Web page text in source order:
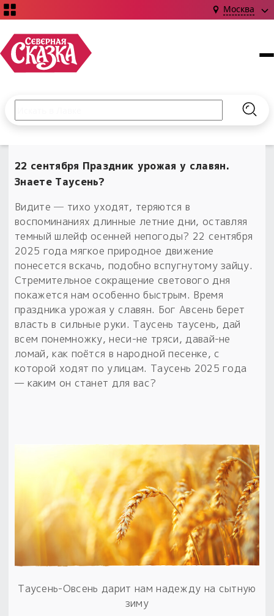
Москва
Книги
Издания о Славянской культуре и ведовстве
Коллекции
Наборы для курсов и книг
Обереги славян нательные
Обереги для дома и машины
Обрядовые предметы
Расходные материалы
Готовые заговоры и обряды
Сундучок
Сказки
Гадание
Магия
Библиография
Об авторе и издательстве
Наборы для книг
Электронные книги
С чего начать?
Материалы
Для алтаря
Расходные материалы
Гадание он-лайн
Приложение для гадания
30 вариантов раскладов по системе Рез Рода:
Новинки ›
Готовые заговоры
Для чего:
Предметы
Магические наборы
Для алтаря
Расходные материалы
Новые книги
в лавке!
Рода.Духи-Хозяева» с колодами
толковники со значениями, раскладами,
толкованиями колод
Узнать
Пыльный сундучок
большое обновление
Товары со скидкой
Введите текст и нажмите кнопку «Найти», чтобы
22 сентября Праздник урожая у славян.
Знаете Таусень?
Видите ─ тихо уходят, теряются в
воспоминаниях длинные летние дни, оставляя
темный шлейф осенней непогоды? 22 сентября
2025 года мягкое природное движение
понесется вскачь, подобно вспугнутому зайцу.
Стремительное сокращение светового дня
покажется нам особенно быстрым. Время
праздника урожая у славян. Бог Авсень берет
власть в сильные руки. Таусень таусень, дай
всем понемножку, неси-не тряси, давай-не
ломай, как поётся в народной песенке, с
которой ходят по улицам. Таусень 2025 года
— каким он станет для вас?
Таусень-Овсень дарит нам надежду на сытную
зиму